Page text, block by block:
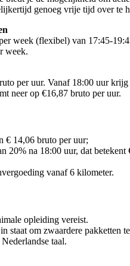
genoeg vrije tijd over te
week (flexibel) van 17:45-
week.
per uur. Vanaf 18:00 uur
neer op €16,87 bruto per uur.
€ 14,06 bruto per uur;
20% na 18:00 uur, dat betekent
vanaf 6 kilometer.
opleiding vereist.
staat om zwaardere pakketten
taal.